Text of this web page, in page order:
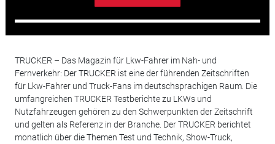
TRUCKER – Das Magazin für Lkw-Fahrer im Nah- und
Fernverkehr: Der TRUCKER ist eine der führenden Zeitschriften
für Lkw-Fahrer und Truck-Fans im deutschsprachigen Raum. Die
umfangreichen TRUCKER Testberichte zu LKWs und
Nutzfahrzeugen gehören zu den Schwerpunkten der Zeitschrift
und gelten als Referenz in der Branche. Der TRUCKER berichtet
monatlich über die Themen Test und Technik, Show-Truck,